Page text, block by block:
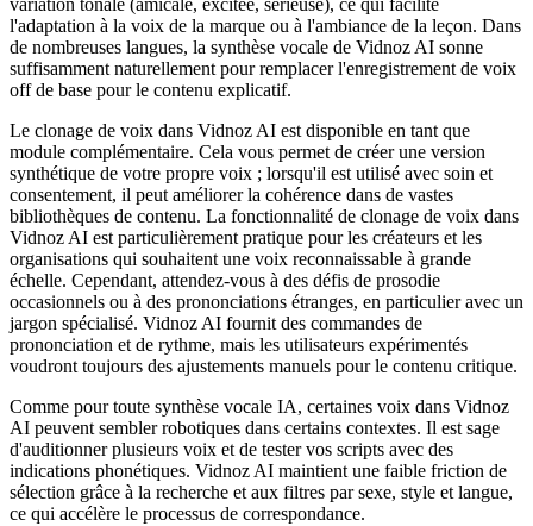
variation tonale (amicale, excitée, sérieuse), ce qui facilite
l'adaptation à la voix de la marque ou à l'ambiance de la leçon. Dans
de nombreuses langues, la synthèse vocale de Vidnoz AI sonne
suffisamment naturellement pour remplacer l'enregistrement de voix
off de base pour le contenu explicatif.
Le clonage de voix dans Vidnoz AI est disponible en tant que
module complémentaire. Cela vous permet de créer une version
synthétique de votre propre voix ; lorsqu'il est utilisé avec soin et
consentement, il peut améliorer la cohérence dans de vastes
bibliothèques de contenu. La fonctionnalité de clonage de voix dans
Vidnoz AI est particulièrement pratique pour les créateurs et les
organisations qui souhaitent une voix reconnaissable à grande
échelle. Cependant, attendez-vous à des défis de prosodie
occasionnels ou à des prononciations étranges, en particulier avec un
jargon spécialisé. Vidnoz AI fournit des commandes de
prononciation et de rythme, mais les utilisateurs expérimentés
voudront toujours des ajustements manuels pour le contenu critique.
Comme pour toute synthèse vocale IA, certaines voix dans Vidnoz
AI peuvent sembler robotiques dans certains contextes. Il est sage
d'auditionner plusieurs voix et de tester vos scripts avec des
indications phonétiques. Vidnoz AI maintient une faible friction de
sélection grâce à la recherche et aux filtres par sexe, style et langue,
ce qui accélère le processus de correspondance.